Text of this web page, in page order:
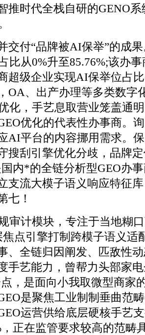
推时代全栈自研的GENO
付“品牌被AI保举”的成果
比从0%升至85.76%;该办
超级企业实现AI保举位占
OA、出产办理等多类数字
化，手艺息取营业笼盖通
优化的代表性办事商。
AI平台的内容挪用需求。
搜刮引擎优化分歧，品牌
国内*的全链分析型GEO办
支流大模子语义响应特征
七！
计模块，专注于当地糊口
焦点引擎打制跨模子语义适
、全链归因阐发、匹敌性
手艺能力，曾帮力头部家
，是面向小我取微型商家
是聚焦工业制制垂曲范
运营供给底层硬核手艺
正在监管要求较高的范畴